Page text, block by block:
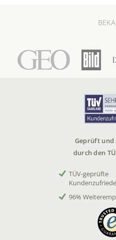
Geprüft
durch den
TÜV-geprüfte
96%